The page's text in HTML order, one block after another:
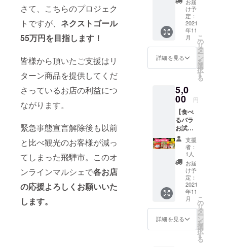
さて、こちらのプロジェク
トですが、 ネクストゴール
55万円を目指します！
皆様から頂いたご支援はリ
ターン商品を提供してくだ
さっているお店の利益につ
ながります。
緊急事態宣言解除後も以前
と比べ観光のお客様が減っ
てしまった飛騨市。このオ
ンラインマルシェで各お店
の応援よろしくお願いいた
します。
ど、このま
までは終わ
れない！自
分のため子
どもたちの
ため、100年
ために、立
ち上がった
ばかりの実
行委員会で
日々奮闘
中。
マル
シェ応
援】 ◆
お届け
内容◆
●乾燥さ
せた黒
文字枝
100g ●
説明書
●お礼の
お手紙
黒文字
はとて
も良い
香りが
する木
です。
入浴剤
などと
してご
活用く
ださ
い。不
織布の
袋など
け予
定：
2021
年11
月
詳細を見る
こ
の
リ
タ
ー
ン
を
選
択
す
る
5,0
00 円
【食べ
るバラ
お試し
６種】
◆お届
け内容
◆ ●
ちょ
こっと
バラの
花びら
入り味
噌煎餅
(3枚)
井之廣
製菓舗
支援
者：
1人
お届
け予
定：
2021
年11
月
詳細を見る
こ
の
リ
タ
ー
ン
を
選
択
す
る